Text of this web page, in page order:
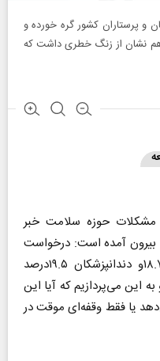
و پرستاران کشور گره خورده و
نشان از زنگ خطری داشت که
مشکلات حوزه سلامت خبر
بیرون آمده است: درخواست
مهاجرت پزشکان در سال گذشته،‌۱۸.۷۵و دندانپزشکان ۱۹.۵درصد
این می‌پردازیم که آیا این
یا فقط وقفه‌ای موقت در